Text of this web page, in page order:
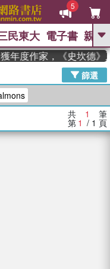
5
GO
高希均教授回憶錄
、 父親節 、 如果歷
、 暑期推薦
錄 、 方念華 、 台灣的李
數學女孩：黎曼猜想 、
經
民東大 電子書 親子
年度作家，《史坎德》
篩選
共 1 筆
第 1 / 1 頁